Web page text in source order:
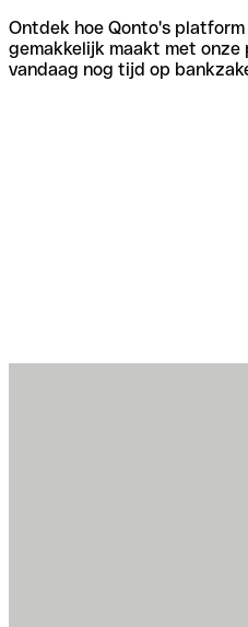
Ontdek hoe Qonto's
gemakkelijk maakt met
vandaag nog tijd op